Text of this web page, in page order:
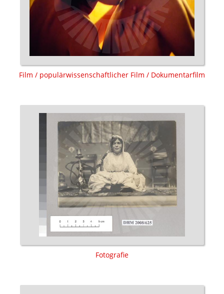
Film / populärwissenschaftlicher Film / Dokumentarfilm
Fotografie